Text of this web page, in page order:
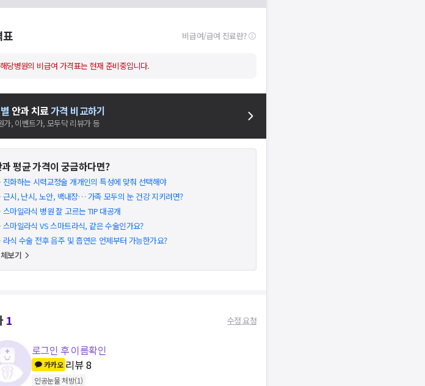
표 비급여/급여 진료란?
당병원의 비급여 가격표는 현재 준비중입니다.
안과치료가격 비교하기
가, 이벤트가, 모두닥 리뷰가 등
평균 가격이 궁금하다면?
진화하는 시력교정술 개개인의 특성에 맞춰 선택해야
근시, 난시, 노안, 백내장… 가족 모두의 눈 건강 지키려면?
스마일라식 병원 잘 고르는 TIP 대공개
스마일라식 VS 스마트라식, 같은 수술인가요?
라식 수술 전후 음주 및 흡연은 언제부터 가능한가요?
보기
1 수정 요청
로그인 후 이름확인
카카오 리뷰8
인공눈물 처방(1)